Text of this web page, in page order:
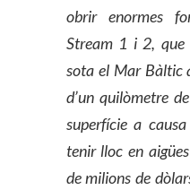
obrir enormes
Stream 1 i 2, que
sota el Mar Bàltic
d’un quilòmetre
superfície a
tenir lloc en
de milions de